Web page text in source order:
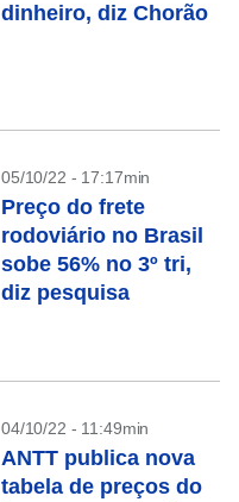
dinheiro, diz Chorão
05/10/22 - 17:17min
Preço do frete
rodoviário no Brasil
sobe 56% no 3º tri,
diz pesquisa
04/10/22 - 11:49min
ANTT publica nova
tabela de preços do